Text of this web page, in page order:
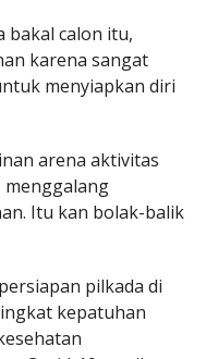
bakal calon itu,
karena sangat
menyiapkan diri
arena aktivitas
menggalang
Itu kan bolak-balik
pilkada di
kepatuhan